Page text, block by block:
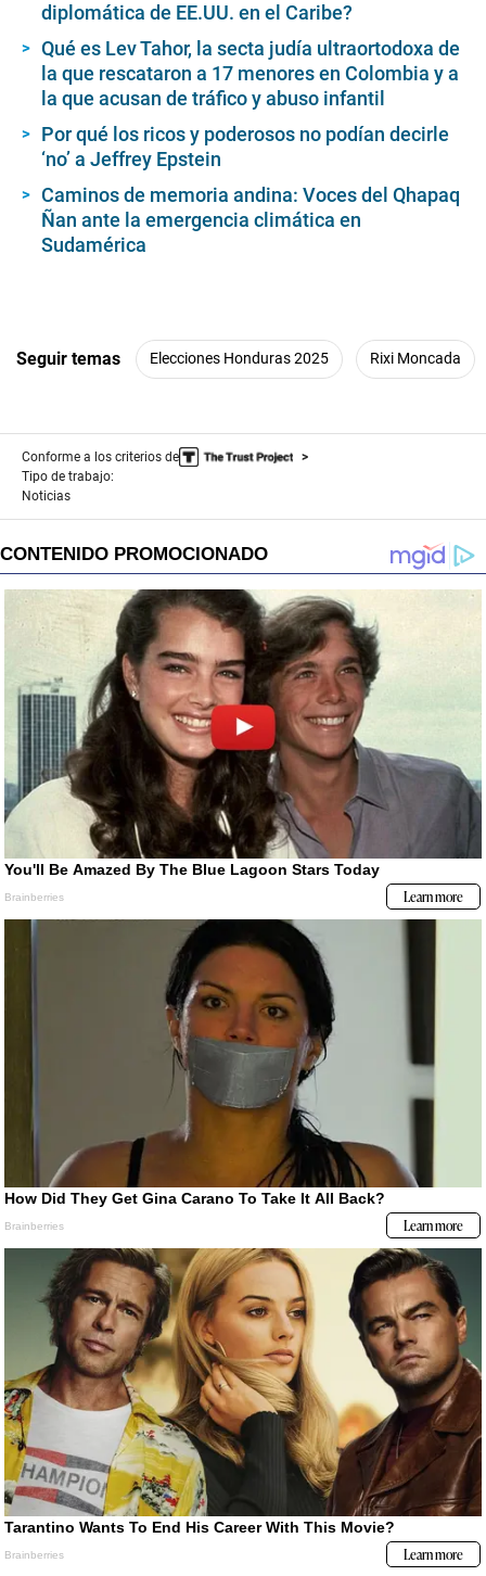
diplomática de EE.UU. en el Caribe?
Qué es Lev Tahor, la secta judía ultraortodoxa de
la que rescataron a 17 menores en Colombia y a
la que acusan de tráfico y abuso infantil
Por qué los ricos y poderosos no podían decirle
‘no’ a Jeffrey Epstein
Caminos de memoria andina: Voces del Qhapaq
Ñan ante la emergencia climática en
Sudamérica
Seguir temas Elecciones Honduras 2025 Rixi Moncada
Conforme a los criterios de
Tipo de trabajo:
Noticias